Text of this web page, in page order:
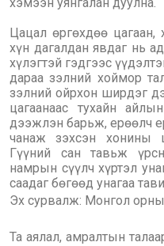
Цацал өргөхдөө цагаан,
хүн дагалдан явдаг нь
хүлэгтэй гэдгээс
дараа зэлний хоймор
зэлний ойрхон ширдэг
цагаанаас тухайн
дээжлэн барьж, ерөөлч
чанаж зэхсэн хонины
Гүүний сан тавьж
намрын сүүлч хүртэл
саадаг бөгөөд унагаа
Эх сурвалж: Монгол
Та аялал, амралтын